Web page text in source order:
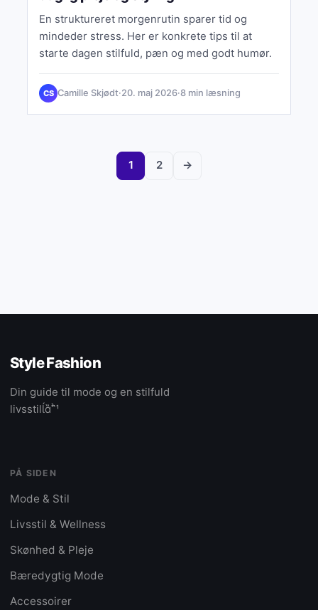
En struktureret morgenrutin sparer tid og
mindeder stress. Her er konkrete tips til at
starte dagen stilfuld, pæn og med godt humør.
CS Camille Skjødt·20. maj 2026·8 min læsning
1 2 →
Style Fashion
Din guide til mode og en stilfuld
livsstil
PÅ SIDEN
Mode & Stil
Livsstil & Wellness
Skønhed & Pleje
Bæredygtig Mode
Accessoirer